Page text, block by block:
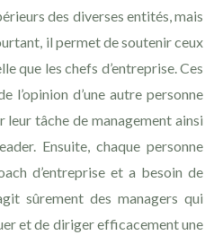
des diverses entités, mais
il permet de soutenir ceux
que les chefs d’entreprise. Ces
l’opinion d’une autre personne
tâche de management ainsi
Ensuite, chaque personne
d’entreprise et a besoin de
sûrement des managers qui
et de diriger efficacement une